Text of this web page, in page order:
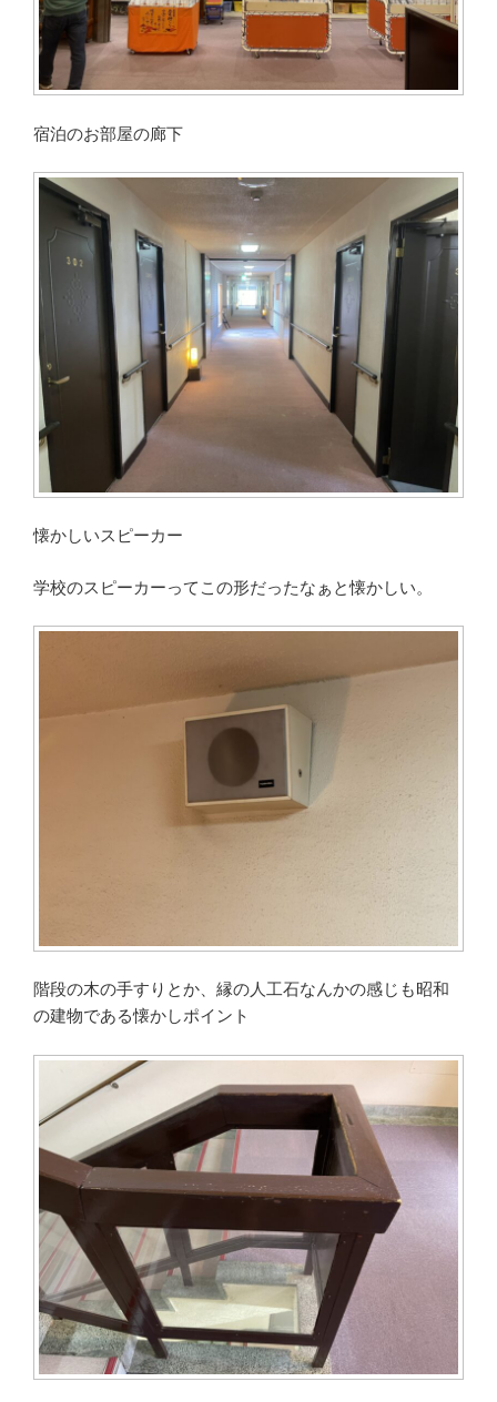
宿泊のお部屋の廊下
懐かしいスピーカー
学校のスピーカーってこの形だったなぁと懐かしい。
階段の木の手すりとか、縁の人工石なんかの感じも昭和
の建物である懐かしポイント